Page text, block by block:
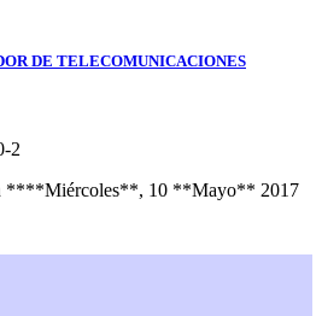
DE TELECOMUNICACIONES
****Miércoles**, 10 **Mayo** 2017